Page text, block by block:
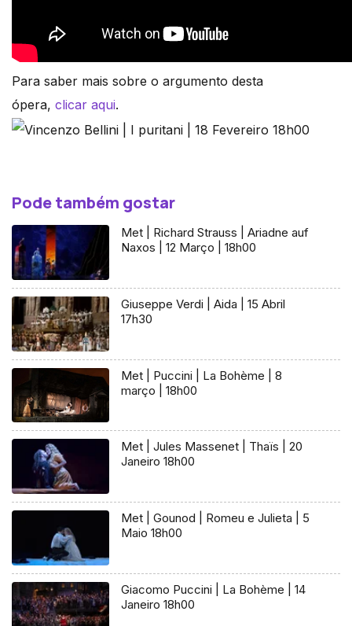
Para saber mais sobre o argumento desta
ópera, clicar aqui.
Pode também gostar
Met | Richard Strauss | Ariadne auf
Naxos | 12 Março | 18h00
Giuseppe Verdi | Aida | 15 Abril
17h30
Met | Puccini | La Bohème | 8
março | 18h00
Met | Jules Massenet | Thaïs | 20
Janeiro 18h00
Met | Gounod | Romeu e Julieta | 5
Maio 18h00
Giacomo Puccini | La Bohème | 14
Janeiro 18h00